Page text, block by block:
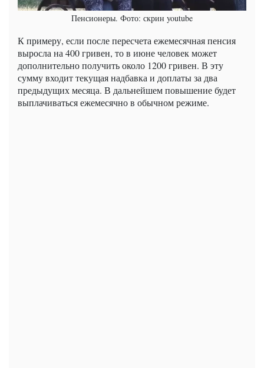
Пенсионеры. Фото: скрин youtube
К примеру, если после пересчета ежемесячная пенсия
выросла на 400 гривен, то в июне человек может
дополнительно получить около 1200 гривен. В эту
сумму входит текущая надбавка и доплаты за два
предыдущих месяца. В дальнейшем повышение будет
выплачиваться ежемесячно в обычном режиме.